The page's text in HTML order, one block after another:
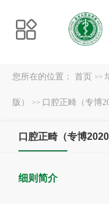
您所在的位置： 首页 >>
版） >> 口腔正畸（专博
口腔正畸（专博2020
细则简介